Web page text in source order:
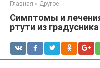
Главная » Другое
Симптомы и
ртути из градусника